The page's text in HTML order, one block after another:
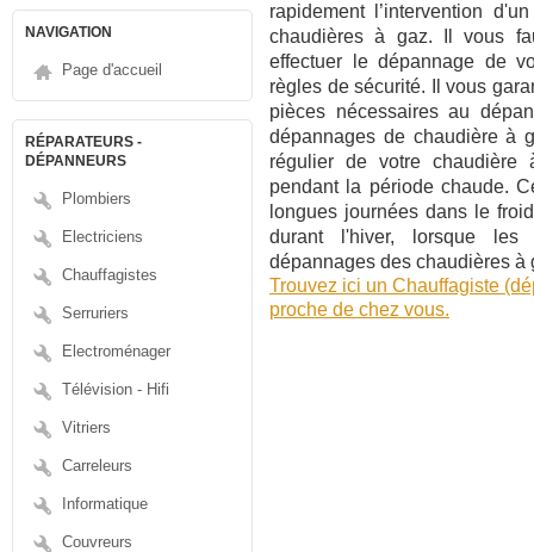
NAVIGATION
Page d'accueil
RÉPARATEURS -
DÉPANNEURS
Plombiers
Electriciens
Chauffagistes
Serruriers
Electroménager
Télévision - Hifi
Vitriers
Carreleurs
Informatique
Couvreurs
rapidement l’intervention
chaudières à gaz. Il vous
effectuer le dépannage de
règles de sécurité. Il vous
pièces nécessaires au
dépannages de chaudière à
régulier de votre chaudière
pendant la période chaude.
longues journées dans le
durant l'hiver, lorsque les
dépannages des chaudières à
Trouvez ici un Chauffagiste
proche de chez vous.